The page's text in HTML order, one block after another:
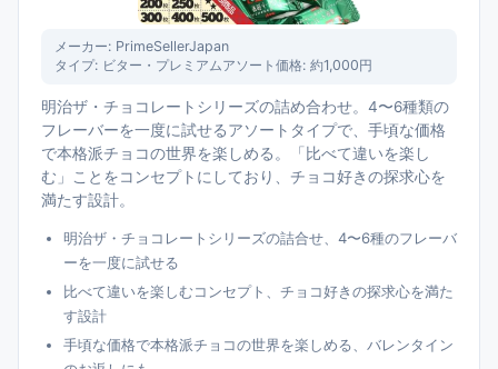
メーカー: PrimeSellerJapan
タイプ: ビター・プレミアムアソート 価格: 約1,000円
明治ザ・チョコレートシリーズの詰め合わせ。4〜6種類の
フレーバーを一度に試せるアソートタイプで、手頃な価格
で本格派チョコの世界を楽しめる。「比べて違いを楽し
む」ことをコンセプトにしており、チョコ好きの探求心を
満たす設計。
明治ザ・チョコレートシリーズの詰合せ、4〜6種のフレーバ
ーを一度に試せる
比べて違いを楽しむコンセプト、チョコ好きの探求心を満た
す設計
手頃な価格で本格派チョコの世界を楽しめる、バレンタイン